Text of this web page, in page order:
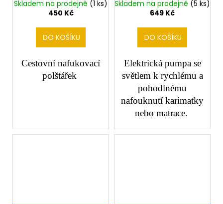
grey
Skladem na prodejně (1 ks)
450 Kč
DO KOŠÍKU
Cestovní nafukovací
polštářek
světlem black
Skladem na prodejně (5 ks)
649 Kč
DO KOŠÍKU
Elektrická pumpa se
světlem k rychlému a
pohodlnému
nafouknutí karimatky
nebo matrace.